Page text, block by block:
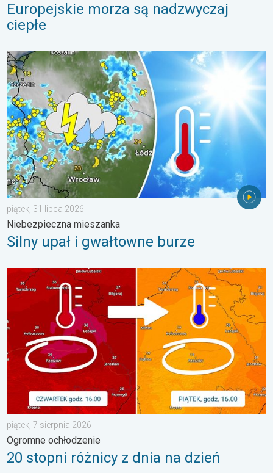
Europejskie morza są nadzwyczaj
ciepłe
Silny upał i gwałtowne burze. Niebezpieczna mieszanka. . .
piątek, 31 lipca 2026
Niebezpieczna mieszanka
Silny upał i gwałtowne burze
20 stopni różnicy z dnia na dzień. Ogromne ochłodzenie. . .
piątek, 7 sierpnia 2026
Ogromne ochłodzenie
20 stopni różnicy z dnia na dzień